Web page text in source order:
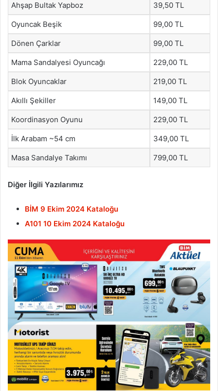
Ahşap Bultak Yapboz 39,50 TL
Oyuncak Beşik 99,00 TL
Dönen Çarklar 99,00 TL
Mama Sandalyesi Oyuncağı 229,00 TL
Blok Oyuncaklar 219,00 TL
Akıllı Şekiller 149,00 TL
Koordinasyon Oyunu 229,00 TL
İlk Arabam ~54 cm 349,00 TL
Masa Sandalye Takımı 799,00 TL
Diğer İlgili Yazılarımız
BİM 9 Ekim 2024 Kataloğu
A101 10 Ekim 2024 Kataloğu